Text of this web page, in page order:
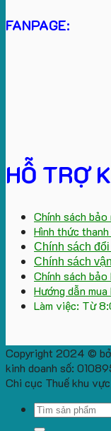
FANPAGE:
HỖ TRỢ
Chính sách
Hình thức
Chính sách
Chính sách
Chính sách bảo
Hướng dẫn mua
Làm việc: Từ
Copyright 2024 ©
kinh doanh số:
Chi cục Thuế khu
Search
for: